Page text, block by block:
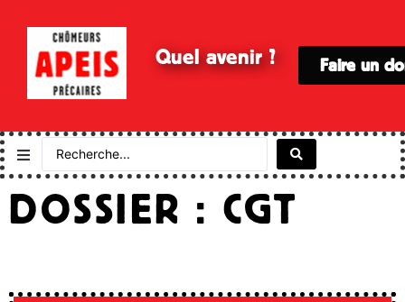
Quel avenir ? Faire un
DOSSIER : CGT